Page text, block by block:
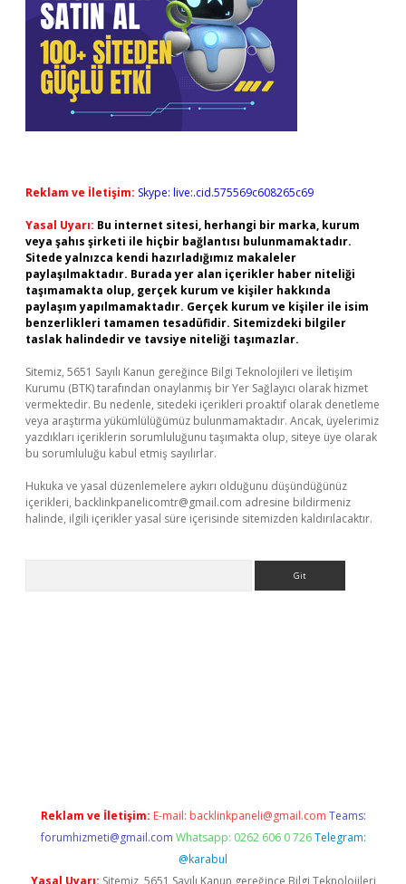
Reklam ve İletişim: Skype: live:.cid.575569c608265c69
Yasal Uyarı: Bu internet sitesi, herhangi bir marka, kurum
veya şahıs şirketi ile hiçbir bağlantısı bulunmamaktadır.
Sitede yalnızca kendi hazırladığımız makaleler
paylaşılmaktadır. Burada yer alan içerikler haber niteliği
taşımamakta olup, gerçek kurum ve kişiler hakkında
paylaşım yapılmamaktadır. Gerçek kurum ve kişiler ile isim
benzerlikleri tamamen tesadüfidir. Sitemizdeki bilgiler
taslak halindedir ve tavsiye niteliği taşımazlar.
Sitemiz, 5651 Sayılı Kanun gereğince Bilgi Teknolojileri ve İletişim
Kurumu (BTK) tarafından onaylanmış bir Yer Sağlayıcı olarak hizmet
vermektedir. Bu nedenle, sitedeki içerikleri proaktif olarak denetleme
veya araştırma yükümlülüğümüz bulunmamaktadır. Ancak, üyelerimiz
yazdıkları içeriklerin sorumluluğunu taşımakta olup, siteye üye olarak
bu sorumluluğu kabul etmiş sayılırlar.
Hukuka ve yasal düzenlemelere aykırı olduğunu düşündüğünüz
içerikleri, backlinkpanelicomtr@gmail.com adresine bildirmeniz
halinde, ilgili içerikler yasal süre içerisinde sitemizden kaldırılacaktır.
Reklam ve İletişim: E-mail: backlinkpaneli@gmail.com Teams:
forumhizmeti@gmail.com Whatsapp: 0262 606 0 726 Telegram:
@karabul
Yasal Uyarı: Sitemiz, 5651 Sayılı Kanun gereğince Bilgi Teknolojileri